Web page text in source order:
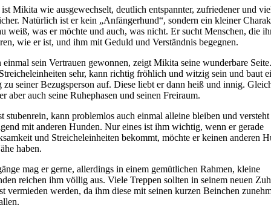
ist Mikita wie ausgewechselt, deutlich entspannter, zufriedener und
Natürlich ist er kein „Anfängerhund“, sondern ein kleiner
weiß, was er möchte und auch, was nicht. Er sucht Menschen, die
wie er ist, und ihm mit Geduld und Verständnis begegnen.
einmal sein Vertrauen gewonnen, zeigt Mikita seine wunderbare
sehr, kann richtig fröhlich und witzig sein und baut
zu seiner Bezugsperson auf. Diese liebt er dann heiß und innig.
aber auch seine Ruhephasen und seinen Freiraum.
stubenrein, kann problemlos auch einmal alleine bleiben und versteht
mit anderen Hunden. Nur eines ist ihm wichtig, wenn er gerade
und Streicheleinheiten bekommt, möchte er keinen anderen
haben.
mag er gerne, allerdings in einem gemütlichen Rahmen, kleine
reichen ihm völlig aus. Viele Treppen sollten in seinem neuen
vermieden werden, da ihm diese mit seinen kurzen Beinchen